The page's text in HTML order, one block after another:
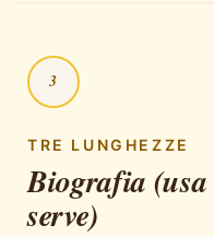
3
TRE LUNGHEZZE
Biografia (usa
serve)